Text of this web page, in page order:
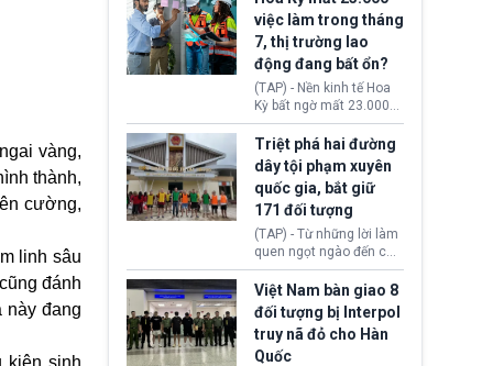
vàng,
thành,
cường,
linh sâu
đánh
này đang
kiện sinh
Trung ương (CIA) và Bộ
Ngoại giao (DOS).
Lincoln bị phá hoại. Lãnh
đạo Nhà Trắng yêu cầu
Bộ Tư pháp (DOJ) xem
xét lại quyết định hủy
truy tố những cá nhân bị
nghi ngờ làm hư hại
công trình.
việc làm trong tháng
7, thị trường lao
động đang bất ổn?
(TAP) - Nền kinh tế Hoa
Kỳ bất ngờ mất 23.000
việc làm vào tháng 7,
cho thấy thị trường lao
động có dấu hiệu suy
yếu sau thời gian duy trì
tương đối ổn định suốt
nửa năm 2026.
Triệt phá hai đường
dây tội phạm xuyên
quốc gia, bắt giữ
171 đối tượng
(TAP) - Từ những lời làm
quen ngọt ngào đến các
“sàn vàng ảo”, bất động
sản trực tuyến cùng
đường dây đánh bạc quy
mô lớn, hai tổ chức tội
phạm xuyên quốc gia đã
dựng lên mạng lưới hoạt
Việt Nam bàn giao 8
đối tượng bị Interpol
truy nã đỏ cho Hàn
Quốc